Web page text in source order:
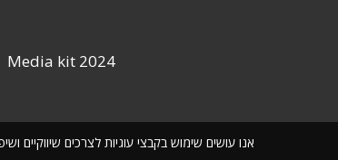
אנו עושים שימוש בקבצי עוגיות לצרכים
Media kit 2024